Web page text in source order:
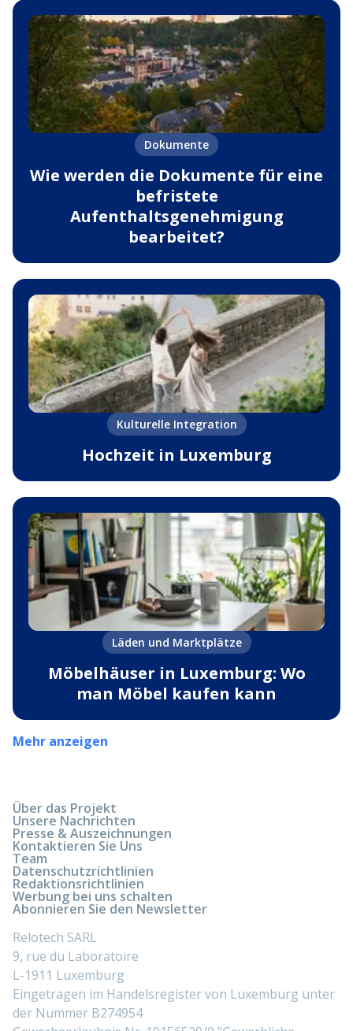
Dokumente
Wie werden die Dokumente für eine
befristete
Aufenthaltsgenehmigung
bearbeitet?
Kulturelle Integration
Hochzeit in Luxemburg
Läden und Marktplätze
Möbelhäuser in Luxemburg: Wo
man Möbel kaufen kann
Mehr anzeigen
Über das Projekt
Unsere Nachrichten
Presse & Auszeichnungen
Kontaktieren Sie Uns
Team
Datenschutzrichtlinien
Redaktionsrichtlinien
Werbung bei uns schalten
Abonnieren Sie den Newsletter
Relotech SARL
9, rue du Laboratoire
L-1911 Luxemburg
Eingetragen im Handelsregister von Luxemburg unter
der Nummer B274954